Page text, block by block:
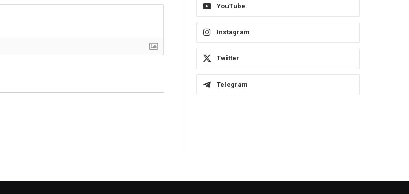
YouTube
Instagram
Twitter
Telegram